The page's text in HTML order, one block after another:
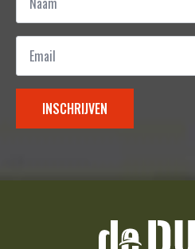
Email
INSCHRIJVEN